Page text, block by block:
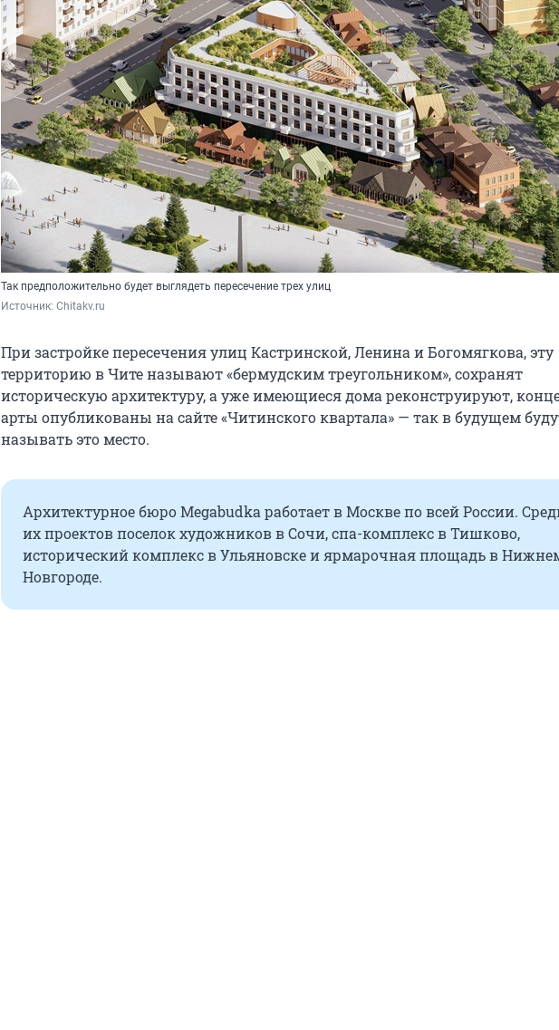
Так предположительно будет выглядеть пересечение трех улиц
Источник: Chitakv.ru
При застройке пересечения улиц Кастринской, Ленина и Богомягкова, эту
территорию в Чите называют «бермудским треугольником», сохранят
историческую архитектуру, а уже имеющиеся дома реконструируют,
арты опубликованы на сайте «Читинского квартала» — так в будущем
называть это место.
Архитектурное бюро Megabudka работает в Москве по всей России.
их проектов поселок художников в Сочи, спа-комплекс в Тишково,
исторический комплекс в Ульяновске и ярмарочная площадь в
Новгороде.